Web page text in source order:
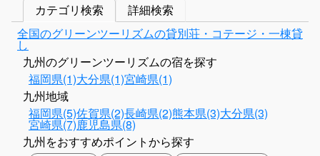
カテゴリ検索
詳細検索
全国のグリーンツーリズムの貸別荘・コテージ・一棟貸
し
九州のグリーンツーリズムの宿を探す
福岡県(1)大分県(1)宮崎県(1)
九州地域
福岡県(5)佐賀県(2)長崎県(2)熊本県(3)大分県(3)
宮崎県(7)鹿児島県(8)
九州をおすすめポイントから探す